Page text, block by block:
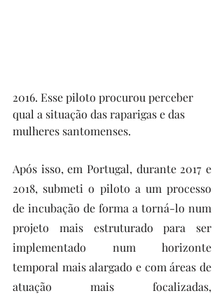
2016. Esse piloto procurou perceber
qual a situação das raparigas e das
mulheres santomenses.
Após isso, em Portugal, durante 2017 e
2018, submeti o piloto a um processo
de incubação de forma a torná-lo num
projeto mais estruturado para ser
implementado num horizonte
temporal mais alargado e com áreas de
atuação mais focalizadas,